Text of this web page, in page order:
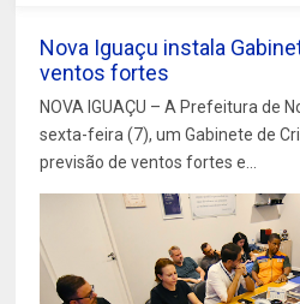
Nova Iguaçu instala
ventos fortes
NOVA IGUAÇU – A Prefeitura de
sexta-feira (7), um Gabinete de
previsão de ventos fortes e...